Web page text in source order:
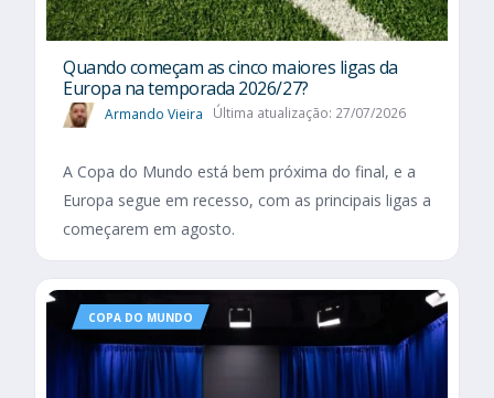
Quando começam as cinco maiores ligas da
Europa na temporada 2026/27?
Armando Vieira Última atualização: 27/07/2026
A Copa do Mundo está bem próxima do final, e a
Europa segue em recesso, com as principais ligas a
começarem em agosto.
COPA DO MUNDO